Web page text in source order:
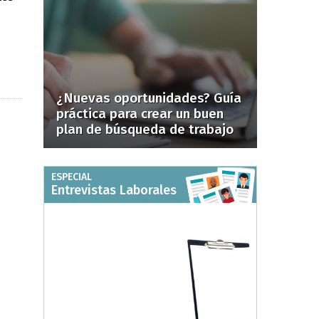
¿Nuevas oportunidades? Guía
práctica para crear un buen
plan de búsqueda de trabajo
ESPECIAL
Entrevistas Laborales